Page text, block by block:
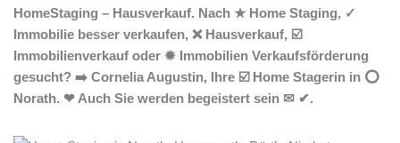
HomeStaging – Hausverkauf. Nach ★ Home Staging, ✓
Immobilie besser verkaufen, ❌ Hausverkauf, ☑️
Immobilienverkauf oder ✹ Immobilien Verkaufsförderung
gesucht? ➡️ Cornelia Augustin, Ihre ☑️ Home Stagerin in ⭕
Norath. ❤ Auch Sie werden begeistert sein ✉ ✔.